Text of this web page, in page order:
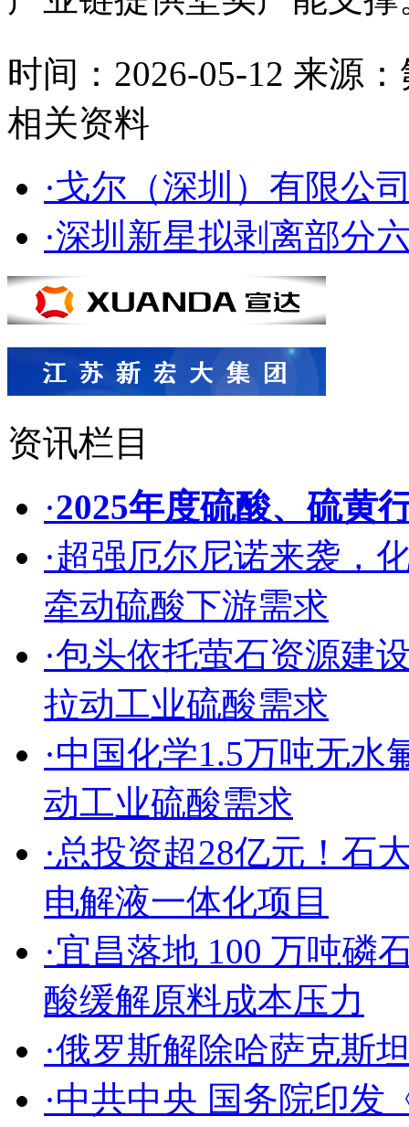
时间：2026-05-12 来源
相关资料
·戈尔（深圳）有限公
·深圳新星拟剥离部分
资讯栏目
·2025年度硫酸、硫黄
·超强厄尔尼诺来袭，
牵动硫酸下游需求
·包头依托萤石资源建
拉动工业硫酸需求
·中国化学1.5万吨无水
动工业硫酸需求
·总投资超28亿元！石
电解液一体化项目
·宜昌落地 100 万吨磷
酸缓解原料成本压力
·俄罗斯解除哈萨克斯
·中共中央 国务院印发